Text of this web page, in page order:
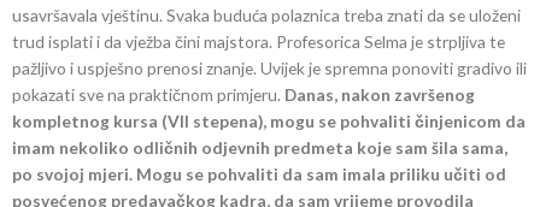
usavršavala vještinu. Svaka buduća polaznica treba znati da se uloženi
trud isplati i da vježba čini majstora. Profesorica Selma je strpljiva te
pažljivo i uspješno prenosi znanje. Uvijek je spremna ponoviti gradivo ili
pokazati sve na praktičnom primjeru. Danas, nakon završenog
kompletnog kursa (VII stepena), mogu se pohvaliti činjenicom da
imam nekoliko odličnih odjevnih predmeta koje sam šila sama,
po svojoj mjeri. Mogu se pohvaliti da sam imala priliku učiti od
posvećenog predavačkog kadra, da sam vrijeme provodila